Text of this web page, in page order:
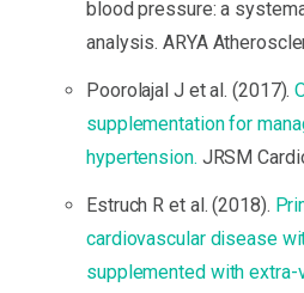
blood pressure: a
analysis. ARYA
Poorolajal J et al. (2017).
supplementation for
hypertension. JRSM
Estruch R et al. (2018).
cardiovascular disease
supplemented with